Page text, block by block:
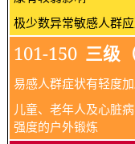
极少数异常敏感人群
101-150 三级
易感人群症状有轻度
儿童、老年人及心脏
强度的户外锻炼